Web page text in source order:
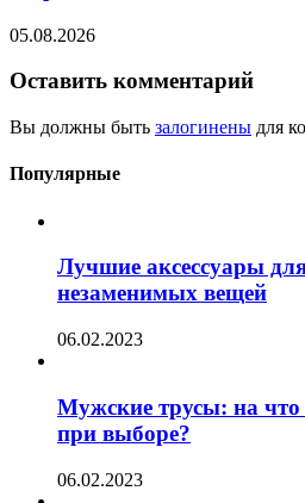
05.08.2026
Оставить комментарий
Вы должны быть залогинены для
Популярные
Лучшие аксессуары
незаменимых вещей
06.02.2023
Мужские трусы: на что
при выборе?
06.02.2023